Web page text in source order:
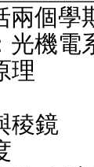
兩個學
光機電
理
稜鏡